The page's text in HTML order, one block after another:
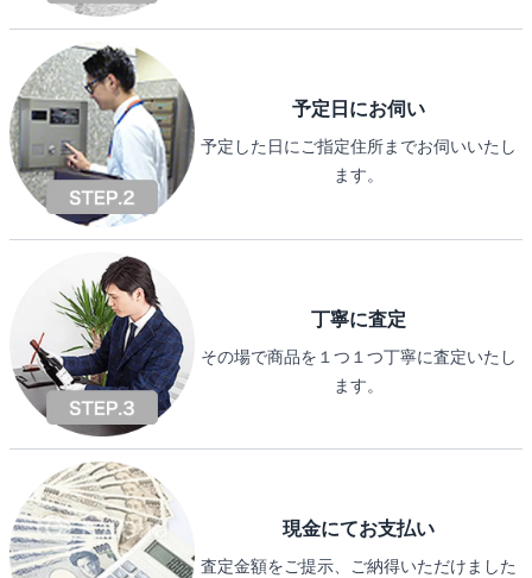
予定日にお伺い
予定した日にご指定住所までお伺いいたし
ます。
丁寧に査定
その場で商品を１つ１つ丁寧に査定いたし
ます。
現金にてお支払い
査定金額をご提示、ご納得いただけました